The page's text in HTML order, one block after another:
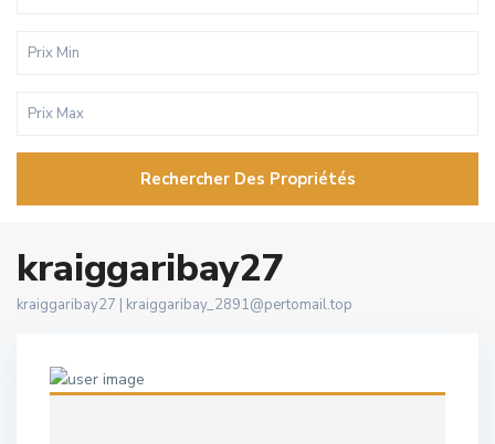
Rechercher Des Propriétés
kraiggaribay27
kraiggaribay27 | kraiggaribay_2891@pertomail.top